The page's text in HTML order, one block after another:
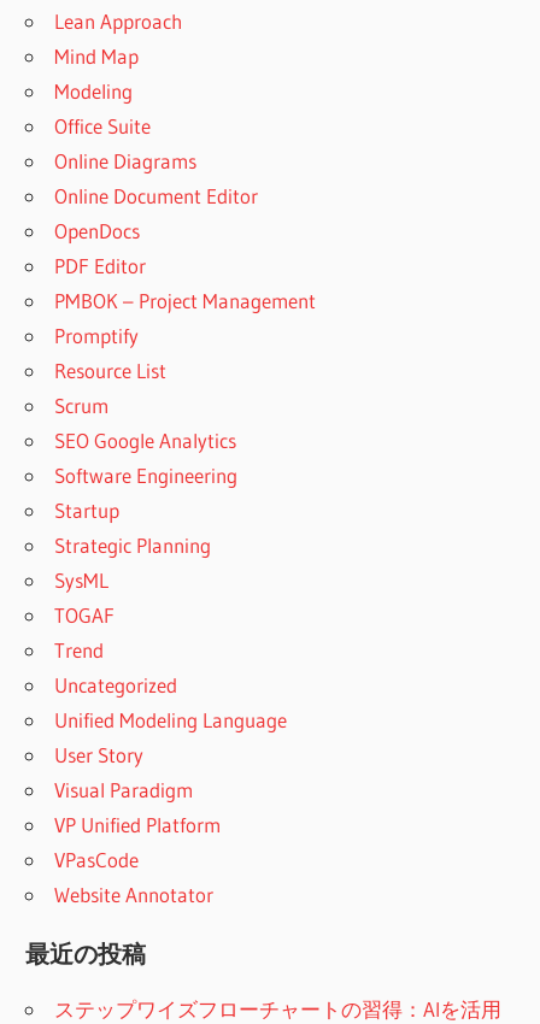
Lean Approach
Mind Map
Modeling
Office Suite
Online Diagrams
Online Document Editor
OpenDocs
PDF Editor
PMBOK – Project Management
Promptify
Resource List
Scrum
SEO Google Analytics
Software Engineering
Startup
Strategic Planning
SysML
TOGAF
Trend
Uncategorized
Unified Modeling Language
User Story
Visual Paradigm
VP Unified Platform
VPasCode
Website Annotator
最近の投稿
ステップワイズフローチャートの習得：AIを活用